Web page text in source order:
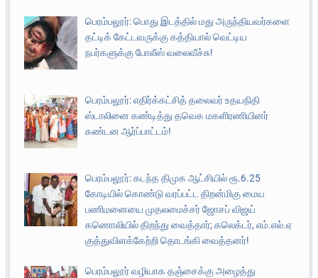
பெரம்பலூர்: பொது இடத்தில் மது அருந்தியவர்களை
தட்டிக் கேட்டவருக்கு கத்தியால் வெட்டிய
நபர்களுக்கு போலீஸ் வலைவீச்சு!
பெரம்பலூர்: எதிர்க்கட்சித் தலைவர் உதயநிதி
ஸ்டாலினை கண்டித்து தவெக மகளிரணியினர்
கண்டன ஆர்ப்பாட்டம்!
பெரம்பலூர்: கடந்த திமுக ஆட்சியில் ரூ.6.25
கோடியில் கொண்டு வரப்பட்ட திறன்மிகு மைய
பணிமனையை முதலமைச்சர் ஜோசப் விஜய்
கணொலியில் திறந்து வைத்தார்; கலெக்டர், எம்.எல்.ஏ
குத்துவிளக்கேற்றி தொடங்கி வைத்தனர்!
பெரம்பலூர் வழியாக தஞ்சைக்கு அழைத்து